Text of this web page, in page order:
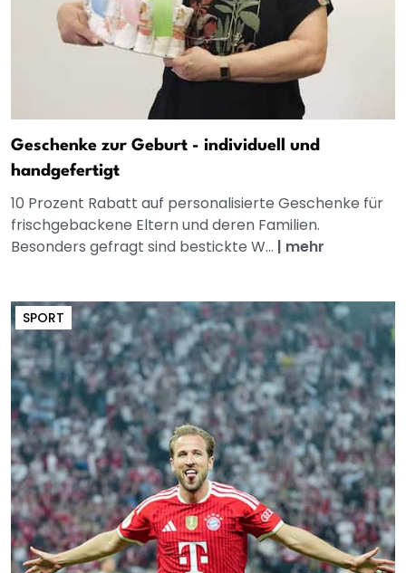
Geschenke zur Geburt - individuell und
handgefertigt
10 Prozent Rabatt auf personalisierte Geschenke für
frischgebackene Eltern und deren Familien.
Besonders gefragt sind bestickte W... | mehr
SPORT